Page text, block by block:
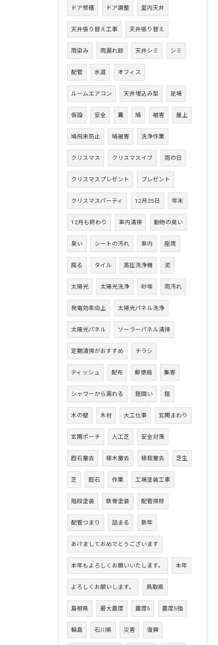
ドア修繕 ドア調整 室内天井
天井張り替え工事 天井張り替え
雨染み 雨漏れ跡 天井シミ シミ
配管 水道 オフィス
ルームエアコン 天井埋込み型 足場
仮設 安全 糞 鳩 被害 屋上
鳩飛来防止 鳩被害 洗浄作業
クリスマス クリスマスイブ 雨の日
クリスマスプレゼント プレゼント
クリスマスパーティ 12月25日 年末
12月も終わり 車内清掃 動物の臭い
臭い シートの汚れ 車内 座席
腐る タイル 高圧洗浄機 泥
太陽光 太陽光洗浄 砂埃 雨汚れ
発電効率向上 太陽光パネル洗浄
太陽光パネル ソーラーパネル清掃
定期清掃がおすすめ チラシ
ティッシュ 配布 郵便局 集客
シャワーから漏れる 鎧囲い 鎧
木の壁 木材 大工仕事 玄関まわり
玄関ポーチ 人工芝 安全対策
庭石撤去 植木撤去 植栽撤去 芝生
芝 庭石 作業 工場塗装工事
階段塗装 鉄骨塗装 配管掃除
配管つまり 詰まる 新年
あけましておめでとうございます
本年もよろしくお願いいたします。 本年
よろしくお願いします。 鳥取県
島根県 最大震度 震度5 震度5強
輪島 石川県 災害 復興